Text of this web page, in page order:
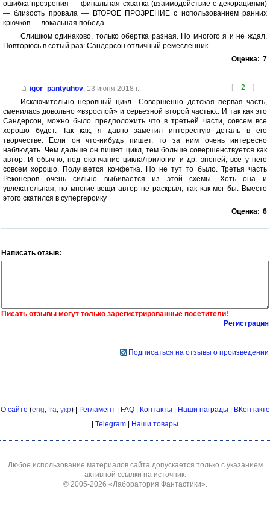
ошибка прозрения — финальная схватка (взаимодействие с декорациями)
— близость провала — ВТОРОЕ ПРОЗРЕНИЕ с использованием ранних
крючков — локальная победа.
Слишком одинаково, только обертка разная. Но многого я и не ждал.
Повторюсь в сотый раз: Сандерсон отличный ремесленник.
Оценка: 7
[ 2 ]
igor_pantyuhov, 13 июня 2018 г.
Исключительно неровный цикл.. Совершенно детская первая часть,
сменилась довольно «взрослой» и серьезной второй частью.. И так как это
Сандерсон, можно было предположить что в третьей части, совсем все
хорошо будет. Так как, я давно заметил интересную деталь в его
творчестве. Если он что-нибудь пишет, то за ним очень интересно
наблюдать. Чем дальше он пишет цикл, тем больше совершенствуется как
автор. И обычно, под окончание цикла/трилогии и др. эпопей, все у него
совсем хорошо. Получается конфетка. Но не тут то было. Третья часть
Реконеров очень сильно выбивается из этой схемы. Хоть она и
увлекательная, но многие вещи автор не раскрыл, так как мог бы. Вместо
этого скатился в супергероику
Оценка: 6
Написать отзыв:
Писать отзывы могут только зарегистрированные посетители!
Регистрация
Подписаться на отзывы о произведении
О сайте (eng, fra, укр) | Регламент| FAQ| Контакты Наши награды
ВКонтакте
Telegram Наши товары
Любое использование материалов сайта допускается только с указанием
активной ссылки на источник.
© 2005-2026 «Лаборатория Фантастики».